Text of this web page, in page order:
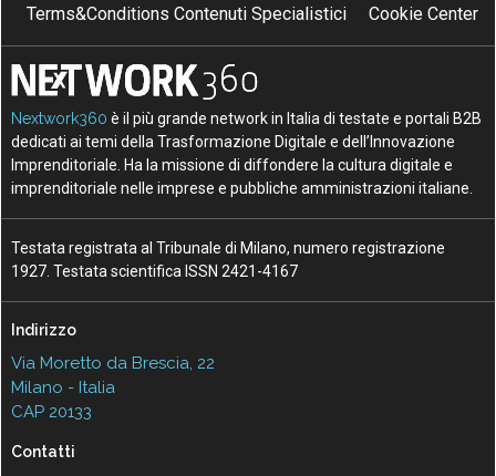
Terms&Conditions Contenuti Specialistici
Cookie Center
Nextwork360 è il più grande network in Italia di testate e portali B2B
dedicati ai temi della Trasformazione Digitale e dell’Innovazione
Imprenditoriale. Ha la missione di diffondere la cultura digitale e
imprenditoriale nelle imprese e pubbliche amministrazioni italiane.
Testata registrata al Tribunale di Milano, numero registrazione
1927. Testata scientifica ISSN 2421-4167
Indirizzo
Via Moretto da Brescia, 22
Milano - Italia
CAP 20133
Contatti